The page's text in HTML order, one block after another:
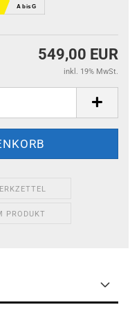
A bis G
549,00 EUR
inkl. 19% MwSt.
PRODUKT